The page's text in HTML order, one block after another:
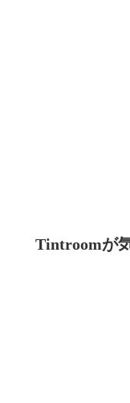
Tintroomが